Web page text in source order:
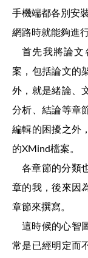
手機端都各別安
網路時就能夠進
首先我將論文
案，包括論文的
外，就是緒論、
分析、結論等章
編輯的困擾之外
的XMind檔案。
各章節的分類
章的我，後來因
章節來撰寫。
這時候的心智
常是已經明定而